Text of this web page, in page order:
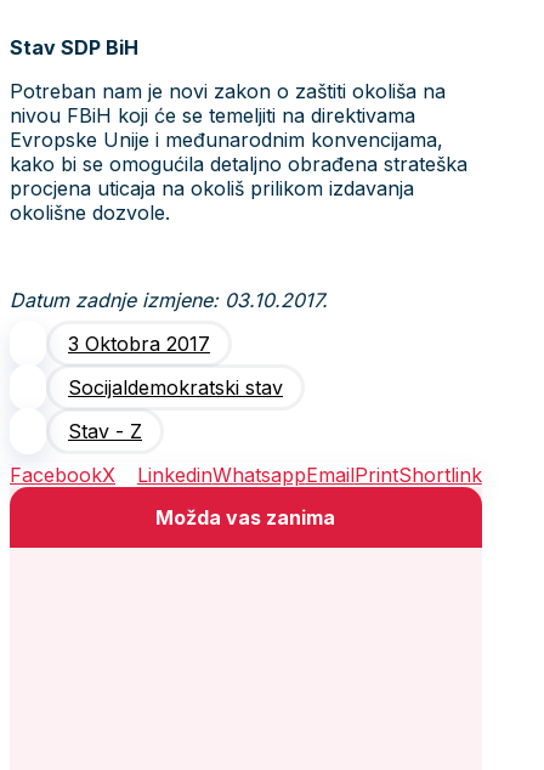
Stav SDP BiH
Potreban nam je novi zakon o zaštiti okoliša na
nivou FBiH koji će se temeljiti na direktivama
Evropske Unije i međunarodnim konvencijama,
kako bi se omogućila detaljno obrađena strateška
procjena uticaja na okoliš prilikom izdavanja
okolišne dozvole.
Datum zadnje izmjene: 03.10.2017.
3 Oktobra 2017
Socijaldemokratski stav
Stav - Z
FacebookX LinkedinWhatsappEmailPrintShortlink
Možda vas zanima